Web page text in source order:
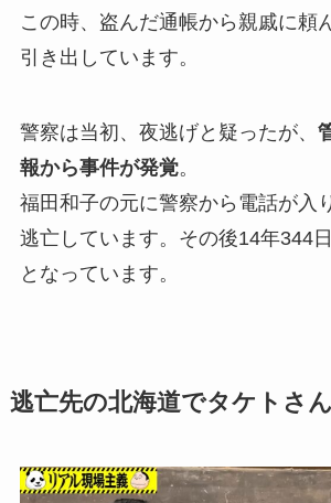
この時、盗んだ通帳から親戚に頼
引き出しています。
警察は当初、夜逃げと疑ったが、
報から事件が発覚。
福田和子の元に警察から電話が入
逃亡しています。その後14年344
となっています。
逃亡先の北海道でタケトさ